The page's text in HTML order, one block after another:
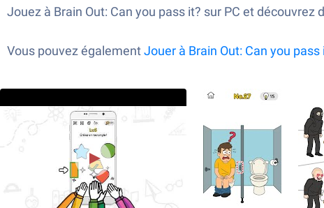
Jouez à Brain Out: Can you pass it? sur PC et
Vous pouvez égalementJouer à Brain Out: Can you pass